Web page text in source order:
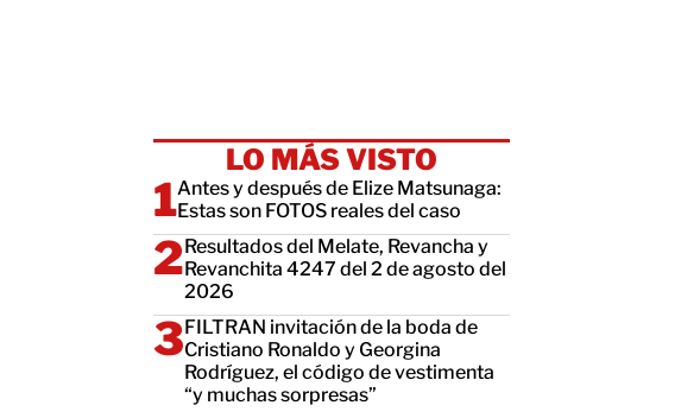
LO MÁS VISTO
Antes y después de Elize Matsunaga:
Estas son FOTOS reales del caso
Resultados del Melate, Revancha y
Revanchita 4247 del 2 de agosto del
2026
FILTRAN invitación de la boda de
Cristiano Ronaldo y Georgina
Rodríguez, el código de vestimenta
“y muchas sorpresas”